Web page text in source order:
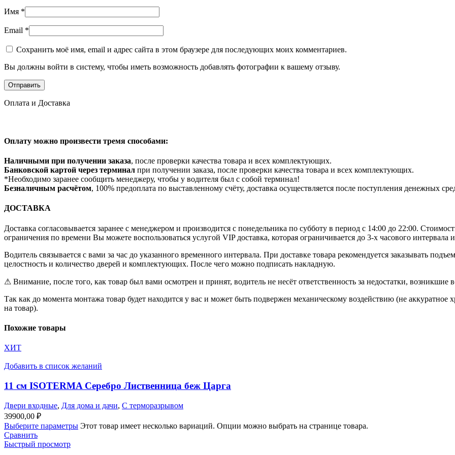
Имя *
Email *
Сохранить моё имя, email и адрес сайта в этом браузере для последующих моих комментариев.
Вы должны войти в систему, чтобы иметь возможность добавлять фотографии к вашему отзыву.
Оплата и Доставка
Оплату можно произвести тремя способами:
Наличными при получении заказа, после проверки качества товара и всех комплектующих.
Банковской картой через терминал при получении заказа, после проверки качества товара и всех комплектующих.
*Необходимо заранее сообщить менеджеру, чтобы у водителя был с собой терминал!
Безналичным расчётом, 100% предоплата по выставленному счёту, доставка осуществляется после поступления денежных
ДОСТАВКА
Доставка согласовывается заранее с менеджером и производится с понедельника по субботу в период с 14:00 до 22:00.
ограничения по времени Вы можете воспользоваться услугой VIP доставка, которая ограничивается до 3-х часового интервала
Водитель связывается с вами за час до указанного временного интервала. При доставке товара рекомендуется заказывать
целостность и количество дверей и комплектующих. После чего можно подписать накладную.
⚠ Внимание, после того, как товар был вами осмотрен и принят, водитель не несёт ответственность за недостатки, возникшие
Так как до момента монтажа товар будет находится у вас и может быть подвержен механическому воздействию (не
на товар).
Похожие товары
ХИТ
Добавить в список желаний
11 см ISOTERMA Серебро Лиственница беж Царга
Двери входные, Для дома и дачи, С терморазрывом
39900,00 ₽
Выберите параметры Этот товар имеет несколько вариаций. Опции можно выбрать на странице товара.
Сравнить
Быстрый просмотр